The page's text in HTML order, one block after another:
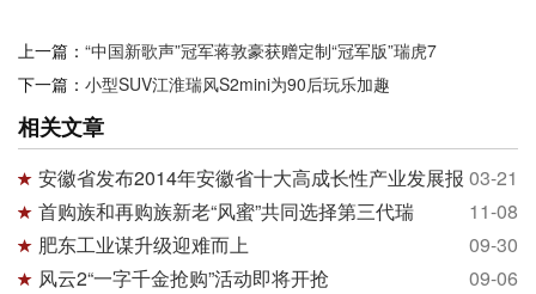
上一篇： “中国新歌声”冠军蒋敦豪获赠定制“冠军版”瑞虎7
下一篇： 小型SUV江淮瑞风S2mini为90后玩乐加趣
相关文章
03-21
安徽省发布2014年安徽省十大高成长性产业发展报
11-08
首购族和再购族新老“风蜜”共同选择第三代瑞
09-30
肥东工业谋升级迎难而上
09-06
风云2“一字千金抢购”活动即将开抢